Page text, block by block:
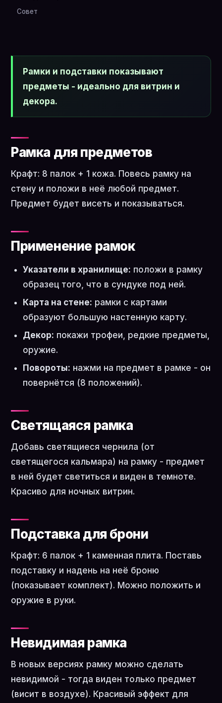
Совет
Рамки и подставки показывают
предметы - идеально для витрин и
декора.
Рамка для предметов
Крафт: 8 палок + 1 кожа. Повесь рамку на
стену и положи в неё любой предмет.
Предмет будет висеть и показываться.
Применение рамок
Указатели в хранилище: положи в рамку
образец того, что в сундуке под ней.
Карта на стене: рамки с картами
образуют большую настенную карту.
Декор: покажи трофеи, редкие предметы,
оружие.
Повороты: нажми на предмет в рамке - он
повернётся (8 положений).
Светящаяся рамка
Добавь светящиеся чернила (от
светящегося кальмара) на рамку - предмет
в ней будет светиться и виден в темноте.
Красиво для ночных витрин.
Подставка для брони
Крафт: 6 палок + 1 каменная плита. Поставь
подставку и надень на неё броню
(показывает комплект). Можно положить и
оружие в руки.
Невидимая рамка
В новых версиях рамку можно сделать
невидимой - тогда виден только предмет
(висит в воздухе). Красивый эффект для